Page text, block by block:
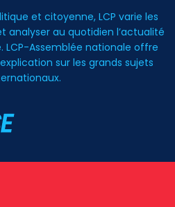
et citoyenne, LCP varie les
analyser au quotidien l’actualité
Assemblée nationale offre
sur les grands sujets